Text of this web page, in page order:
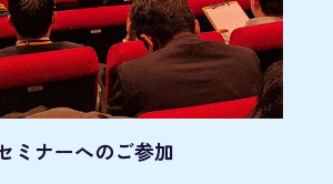
ミナーへのご参加